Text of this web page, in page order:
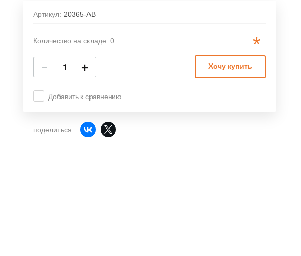
Артикул: 20365-AB
Количество на складе: 0 *
− + Хочу купить
Добавить к сравнению
поделиться: